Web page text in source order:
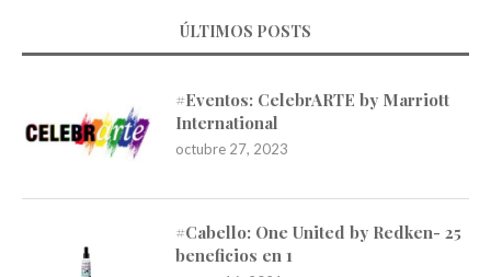
ÚLTIMOS POSTS
#Eventos: CelebrARTE by Marriott
International
octubre 27, 2023
#Cabello: One United by Redken- 25
beneficios en 1